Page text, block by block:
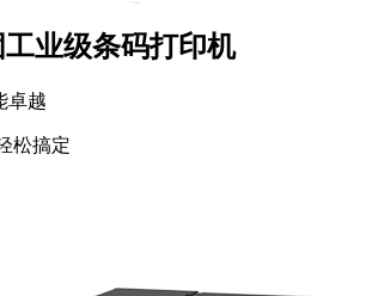
业级条码打印机
卓越
松搞定